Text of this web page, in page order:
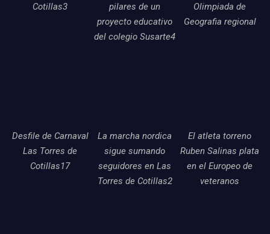
Cotillas3
pilares de un
proyecto educativo
del colegio Susarte4
Olimpiada de
Geografia regional
Desfile de Carnaval
Las Torres de
Cotillas17
La marcha nordica
sigue sumando
seguidores en Las
Torres de Cotillas2
El atleta torreno
Ruben Salinas plata
en el Europeo de
veteranos